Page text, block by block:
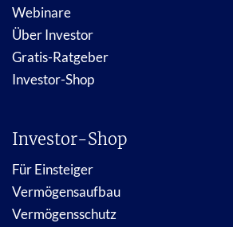
Webinare
Über Investor
Gratis-Ratgeber
Investor-Shop
Investor-Shop
Für Einsteiger
Vermögensaufbau
Vermögensschutz